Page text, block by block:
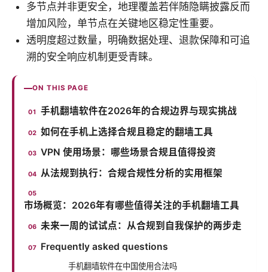
多节点并非更安全，地理覆盖若伴随隐瞒披露反而
增加风险，单节点在关键地区稳定性重要。
透明度超过数量，明确数据处理、退款保障和可追
溯的安全响应机制更受青睐。
ON THIS PAGE
手机翻墙软件在2026年的合规边界与现实挑战
如何在手机上选择合规且稳定的翻墙工具
VPN 使用场景：哪些场景合规且值得投资
从法规到执行：合规合规性分析的实用框架
市场概览：2026年有哪些值得关注的手机翻墙工具
未来一周的试试点：从合规到自我保护的两步走
Frequently asked questions
手机翻墙软件在中国使用合法吗